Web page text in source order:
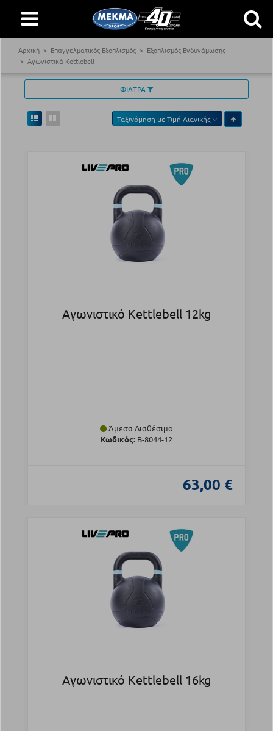
Αρχική Επαγγελματικός Εξοπλισμός
Εξοπλισμός Ενδυνάμωσης
Αγωνιστικά Kettlebell
ΦΙΛΤΡΑ
Ταξινόμηση μεΤιμή Λιανικής
Αγωνιστικό Kettlebell 12kg
Άμεσα Διαθέσιμο
Κωδικός: Β-8044-12
63,00 €
Αγωνιστικό Kettlebell 16kg